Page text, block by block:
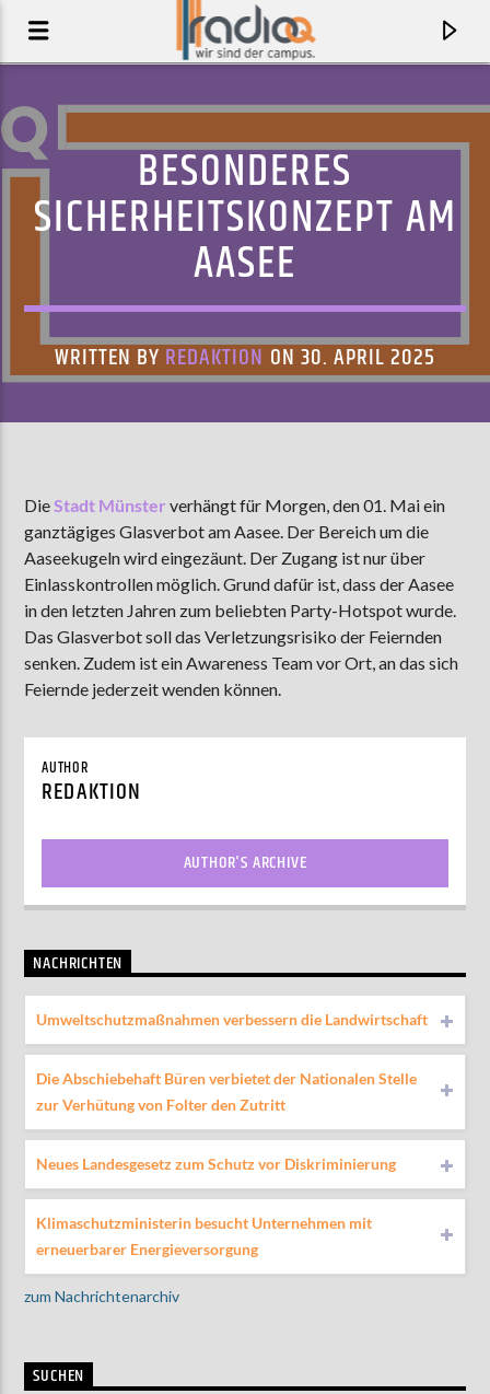
AKTUELLE SENDUNG
MOEBIUS
12:00 24:00
BESONDERES
SICHERHEITSKONZEPT AM
AASEE
WRITTEN BY REDAKTION ON 30. APRIL 2025
DieStadt Münster verhängt für Morgen, den 01. Mai ein
ganztägiges Glasverbot am Aasee. Der Bereich um die
Aaseekugeln wird eingezäunt. Der Zugang ist nur über
Einlasskontrollen möglich. Grund dafür ist, dass der Aasee
in den letzten Jahren zum beliebten Party-Hotspot wurde.
Das Glasverbot soll das Verletzungsrisiko der Feiernden
senken. Zudem ist ein Awareness Team vor Ort, an das sich
Feiernde jederzeit wenden können.
AUTHOR
REDAKTION
AUTHOR'S ARCHIVE
NACHRICHTEN
Umweltschutzmaßnahmen verbessern die Landwirtschaft
Die Abschiebehaft Büren verbietet der Nationalen Stelle
zur Verhütung von Folter den Zutritt
Neues Landesgesetz zum Schutz vor Diskriminierung
Klimaschutzministerin besucht Unternehmen mit
erneuerbarer Energieversorgung
zum Nachrichtenarchiv
SUCHEN